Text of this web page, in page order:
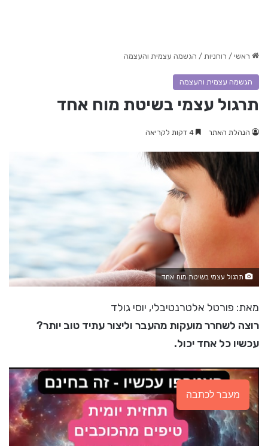
ראשי / רוחניות / הגשמה עצמית והעצמה
הגשמה עצמית והעצמה
תרגול עצמי בשיטת מוח אחד
הנהלת האתר
תרגול עצמי בשיטת מוח אחד
מאת: פורטל אלטרנטיבלי, יוסי גולד
רוצה לשחרר מועקות מהעבר וליצור עתיד טוב יותר?
עכשיו כל אחד יכול.
מעבר לכתבה